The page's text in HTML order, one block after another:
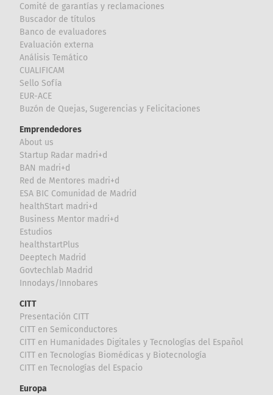
Comité de garantías y reclamaciones
Buscador de títulos
Banco de evaluadores
Evaluación externa
Análisis Temático
CUALIFICAM
Sello Sofía
EUR-ACE
Buzón de Quejas, Sugerencias y Felicitaciones
Emprendedores
About us
Startup Radar madri+d
BAN madri+d
Red de Mentores madri+d
ESA BIC Comunidad de Madrid
healthStart madri+d
Business Mentor madri+d
Estudios
healthstartPlus
Deeptech Madrid
Govtechlab Madrid
Innodays/Innobares
CITT
Presentación CITT
CITT en Semiconductores
CITT en Humanidades Digitales y Tecnologías del Español
CITT en Tecnologías Biomédicas y Biotecnología
CITT en Tecnologías del Espacio
Europa